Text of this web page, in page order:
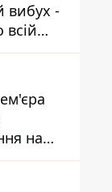
вибух -
на